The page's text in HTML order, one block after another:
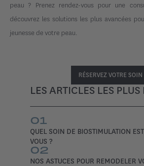
peau ? Prenez rendez-vous pour une
découvrez les solutions les plus avancées
jeunesse de votre peau.
RÉSERVEZ VOTRE SOIN
LES ARTICLES LES PLUS
01
QUEL SOIN DE BIOSTIMULATION
VOUS ?
02
NOS ASTUCES POUR REMODELER